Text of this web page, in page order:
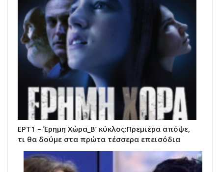
ΕΡΤ1 – Έρημη Χώρα_Β’ κύκλος:Πρεμιέρα απόψε,
τι θα δούμε στα πρώτα τέσσερα επεισόδια